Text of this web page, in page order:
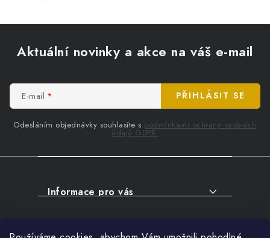
Aktuální novinky a akce na váš e-mail
E-mail
Odesláním objednávky souhlasíte s podmínkami ochrany osobních
údajů GDPR.
PŘIHLÁSIT SE
Z
Informace pro vás
Facebook